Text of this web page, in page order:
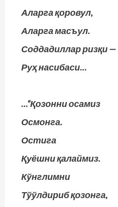
Аларга қоровул,
Аларга масъул.
Соддадиллар ризқи —
Руҳ насибаси…
…“Қозонни осамиз
Осмонга.
Остига
Қуёшни қалаймиз.
Кўнглимни
Тўўлдириб қозонга,